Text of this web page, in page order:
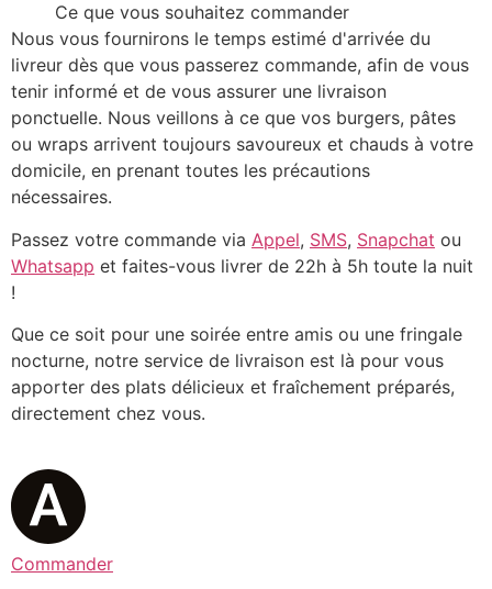
Ce que vous souhaitez commander
Nous vous fournirons le temps estimé d'arrivée du
livreur dès que vous passerez commande, afin de vous
tenir informé et de vous assurer une livraison
ponctuelle. Nous veillons à ce que vos burgers, pâtes
ou wraps arrivent toujours savoureux et chauds à votre
domicile, en prenant toutes les précautions
nécessaires.
Passez votre commande via Appel, SMS, Snapchat ou
Whatsapp et faites-vous livrer de 22h à 5h toute la nuit
!
Que ce soit pour une soirée entre amis ou une fringale
nocturne, notre service de livraison est là pour vous
apporter des plats délicieux et fraîchement préparés,
directement chez vous.
Commander